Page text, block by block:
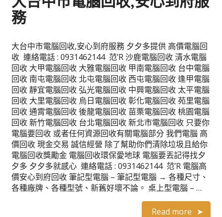
務
大台中市電腦回收,安心到府服務 夕夕多提供 高價電腦回
收 連絡電話 : 0931462144 范’R 沙鹿電腦回收 清水電腦
回收 大甲電腦回收 大雅電腦回收 甲南電腦回收 台中電腦
回收 南屯電腦回收 北屯電腦回收 西屯電腦回收 逢甲電腦
回收 靜宜電腦回收 弘光電腦回收 中興電腦回收 太平電腦
回收 大里電腦回收 烏日電腦回收 彰化電腦回收 苑里電腦
回收 通霄電腦回收 後龍電腦回收 苗栗電腦回收 桃園電腦
回收 新竹電腦回收 台北電腦回收 新北市電腦回收 只要你
電腦要回收 或者任何資源回收有關電腦部分 我們電腦 高
價回收 現金交易 誠信經營 除了幫助你們清除垃圾且給你
電腦回收獎勵金 電腦回收環保愛地球 電腦要丟記得找夕
夕多 夕夕多就感心 連絡電話 : 0931462144 范’R 電腦高
價安心到府回收 筆記型電腦 – 筆記型電腦 → 各種尺寸、
各種廠牌、各種型號、新舊好壞不論。 桌上型電腦 – …
Read more